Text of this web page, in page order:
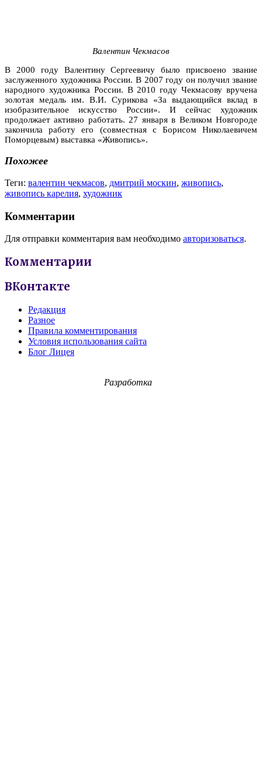
Валентин Чекмасов
В 2000 году Валентину Сергеевичу было присвоено звание
заслуженного художника России. В 2007 году он получил звание
народного художника России. В 2010 году Чекмасову вручена
золотая медаль им. В.И. Сурикова «За выдающийся вклад в
изобразительное искусство России». И сейчас художник
продолжает активно работать. 27 января в Великом Новгороде
закончила работу его (совместная с Борисом Николаевичем
Поморцевым) выставка «Живопись».
Похожее
Теги: валентин чекмасов, дмитрий москин, живопись,
живопись карелия, художник
Комментарии
Для отправки комментария вам необходимо авторизоваться.
Комментарии
ВКонтакте
Редакция
Разное
Правила комментирования
Условия использования сайта
Блог Лицея
Разработка